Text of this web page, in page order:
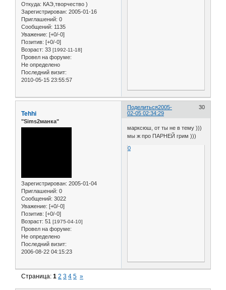
Откуда: КАЭ,творчество )
Зарегистрирован: 2005-01-16
Приглашений: 0
Сообщений: 1135
Уважение: [+0/-0]
Позитив: [+0/-0]
Возраст: 33 [1992-11-18]
Провел на форуме:
Не определено
Последний визит:
2010-05-15 23:55:57
Поделиться 30
2005-
02-05 02:34:29
Tehhi
"Sims2манка"
Зарегистрирован: 2005-01-04
Приглашений: 0
Сообщений: 3022
Уважение: [+0/-0]
Позитив: [+0/-0]
Возраст: 51 [1975-04-10]
Провел на форуме:
Не определено
Последний визит:
2006-08-22 04:15:23
марксюш, от ты не в тему )))
мы ж про ПАРНЕЙ грим )))
0
Страница:1 2 3 4 5 »